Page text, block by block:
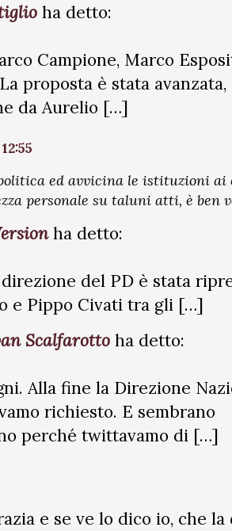
ha detto:
Campione, Marco
proposta è stata avanzata,
da Aurelio […]
ed avvicina le istituzioni
personale su taluni atti, è ben
ha detto:
del PD è stata
e Pippo Civati tra gli […]
Scalfarotto ha detto:
Alla fine la Direzione
richiesto. E sembrano
perché twittavamo di […]
e se ve lo dico io, che